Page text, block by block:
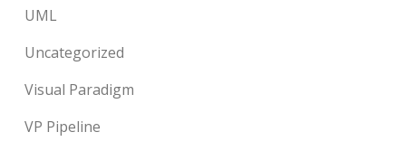
UML
Uncategorized
Visual Paradigm
VP Pipeline